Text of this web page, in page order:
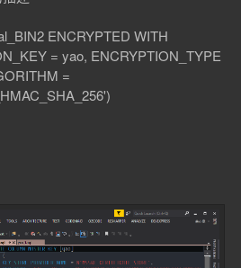
ENCRYPTED WITH
= yao, ENCRYPTION_TYPE
=